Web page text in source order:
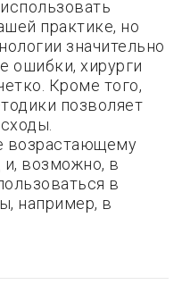
практике, но
значительно
ошибки, хирурги
Кроме того,
позволяет
возрастающему
и, возможно, в
в
например, в